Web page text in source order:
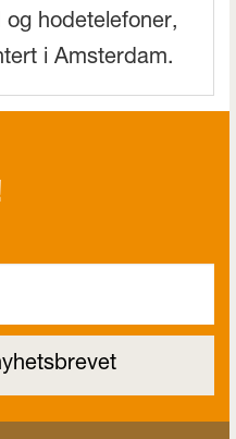
og hodetelefoner,
i Amsterdam.